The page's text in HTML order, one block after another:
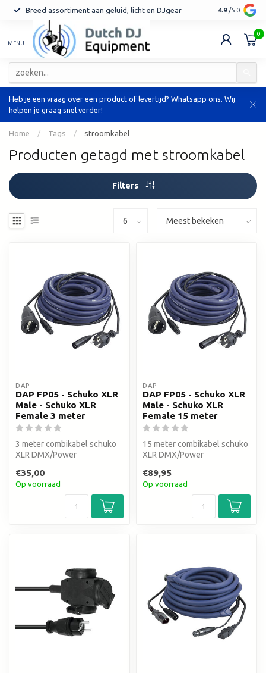
Breed assortiment aan geluid, licht en DJgear Tot 7 jaar
4.9 /5.0
MENU
0
Heb je een vraag over een product of levertijd? Whatsapp ons. Wij
helpen je graag snel verder!
Home / Tags / stroomkabel
Producten getagd met stroomkabel
Filters
DAP
DAP FP05 - Schuko XLR
Male - Schuko XLR
Female 3 meter
3 meter combikabel schuko
XLR DMX/Power
€35,00
Op voorraad
DAP
DAP FP05 - Schuko XLR
Male - Schuko XLR
Female 15 meter
15 meter combikabel schuko
XLR DMX/Power
€89,95
Op voorraad